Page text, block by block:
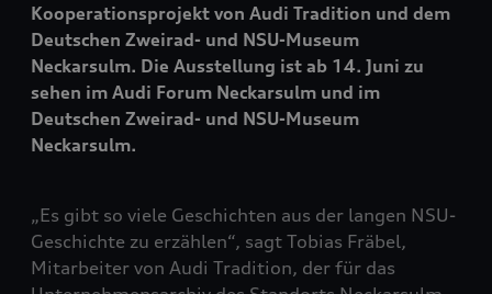
Kooperationsprojekt von Audi Tradition und dem
Deutschen Zweirad- und NSU-Museum
Neckarsulm. Die Ausstellung ist ab 14. Juni zu
sehen im Audi Forum Neckarsulm und im
Deutschen Zweirad- und NSU-Museum
Neckarsulm.
„Es gibt so viele Geschichten aus der langen NSU-
Geschichte zu erzählen“, sagt Tobias Fräbel,
Mitarbeiter von Audi Tradition, der für das